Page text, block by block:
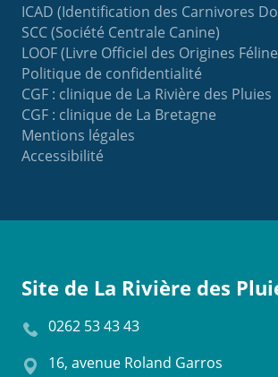
ICAD (Identification des Carnivores
SCC (Société Centrale Canine)
LOOF (Livre Officiel des Origines
Politique de confidentialité
CGF : clinique de La Rivière des Pluies
CGF : clinique de La Bretagne
Mentions légales
Accessibilité
Site de La Rivière des
0262 53 43 43
16, avenue Roland Garros